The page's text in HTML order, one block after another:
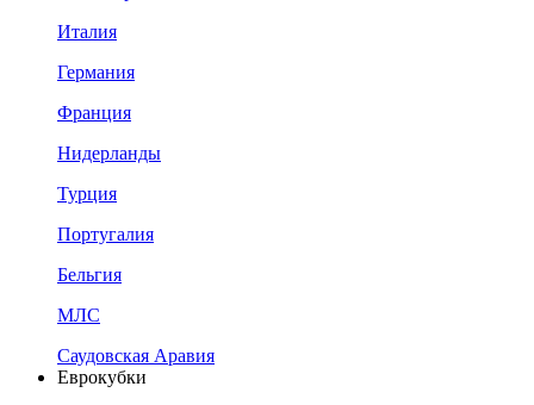
Италия
Германия
Франция
Нидерланды
Турция
Португалия
Бельгия
МЛС
Саудовская Аравия
Еврокубки